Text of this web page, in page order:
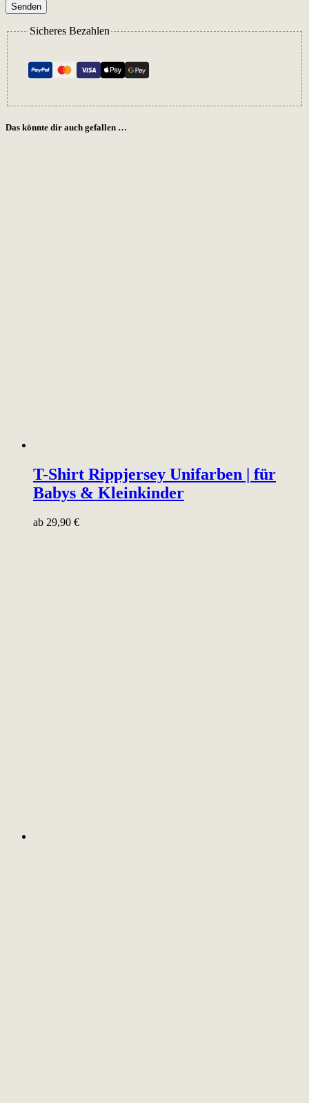
Senden
Sicheres Bezahlen
Das könnte dir auch gefallen …
T-Shirt Rippjersey Unifarben | für
Babys & Kleinkinder
ab 29,90 €